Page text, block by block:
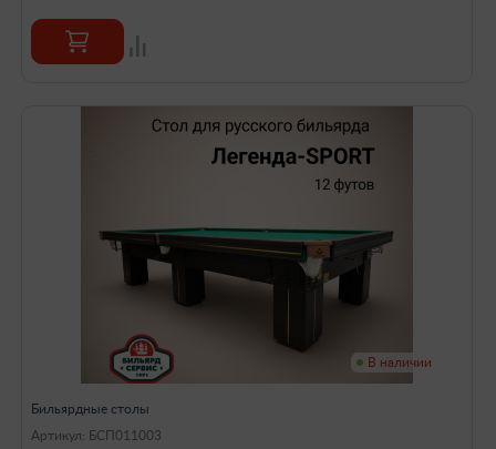
В наличии
Бильярдные столы
Артикул: БСП011003